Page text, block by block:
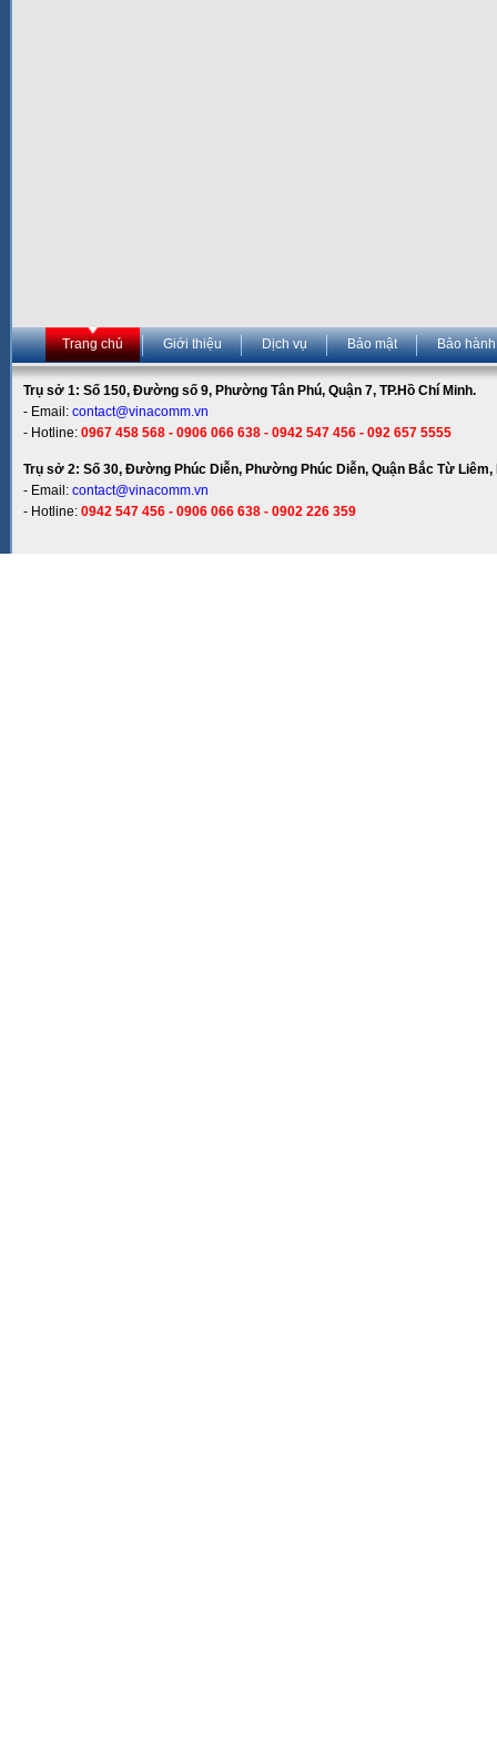
Trang chủ Giới thiệu Dịch vụ Bảo mật Bảo hành
Trụ sở 1: Số 150, Đường số 9, Phường Tân Phú, Quận 7, TP.Hồ Chí Minh.
- Email: contact@vinacomm.vn
- Hotline: 0967 458 568 - 0906 066 638 - 0942 547 456 - 092 657 5555
Trụ sở 2: Số 30, Đường Phúc Diễn, Phường Phúc Diễn, Quận Bắc Từ Liêm,
- Email: contact@vinacomm.vn
- Hotline: 0942 547 456 - 0906 066 638 - 0902 226 359